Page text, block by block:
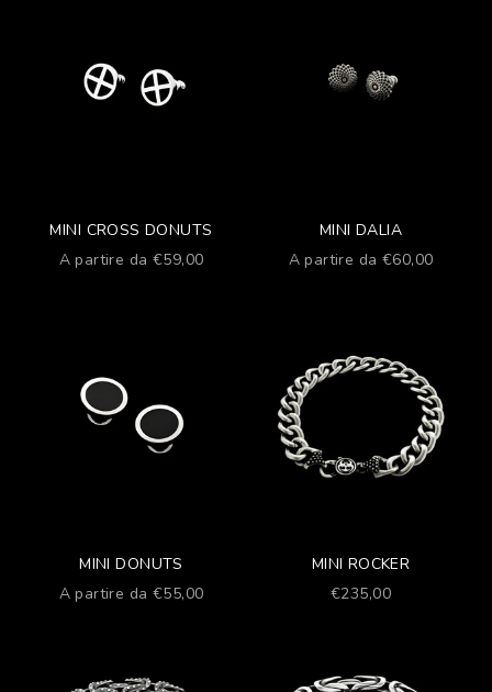
MINI CROSS DONUTS
Prezzo scontato
A partire da €59,00
MINI DALIA
Prezzo scontato
A partire da €60,00
MINI DONUTS
Prezzo scontato
A partire da €55,00
MINI ROCKER
Prezzo scontato
€235,00